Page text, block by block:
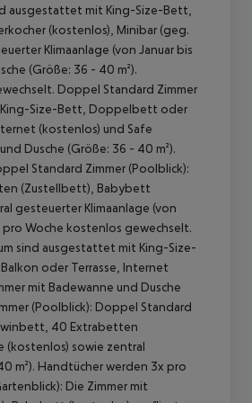
ausgestattet mit King-Size-Bett,
(kostenlos), Minibar (geg.
Klimaanlage (von Januar bis
(Größe: 36 - 40 m²).
Doppel Standard Zimmer
King-Size-Bett, Doppelbett oder
(kostenlos) und Safe
Dusche (Größe: 36 - 40 m²).
Standard Zimmer (Poolblick):
(Zustellbett), Babybett
gesteuerter Klimaanlage (von
pro Woche kostenlos gewechselt.
sind ausgestattet mit King-Size-
oder Terrasse, Internet
mit Badewanne und Dusche
(Poolblick): Doppel Standard
40 Extrabetten
(kostenlos) sowie zentral
m²). Handtücher werden 3x pro
Die Zimmer mit